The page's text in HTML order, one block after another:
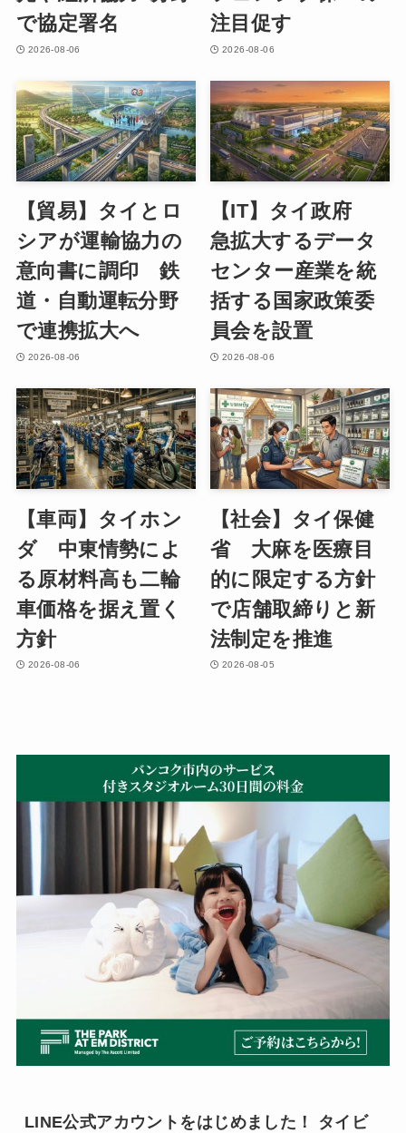
で協定署名
2026-08-06
注目促す
2026-08-06
【貿易】タイとロ
シアが運輸協力の
意向書に調印 鉄
道・自動運転分野
で連携拡大へ
2026-08-06
【IT】タイ政府
急拡大するデータ
センター産業を統
括する国家政策委
員会を設置
2026-08-06
【車両】タイホン
ダ 中東情勢によ
る原材料高も二輪
車価格を据え置く
方針
2026-08-06
【社会】タイ保健
省 大麻を医療目
的に限定する方針
で店舗取締りと新
法制定を推進
2026-08-05
LINE公式アカウントをはじめました！ タイビ